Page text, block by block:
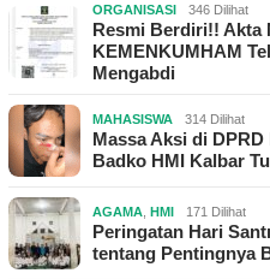
ORGANISASI 346 Dilihat
Resmi Berdiri!! Akta
KEMENKUMHAM
Mengabdi
MAHASISWA 314 Dilihat
Massa Aksi di
Badko HMI Kalbar
AGAMA HMI 171 Dilihat
Peringatan Hari
tentang Pentingnya